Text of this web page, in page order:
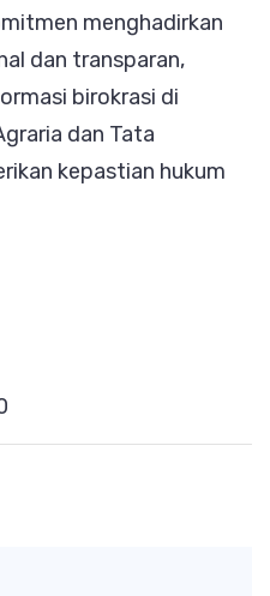
menghadirkan
dan transparan,
birokrasi di
dan Tata
kepastian hukum